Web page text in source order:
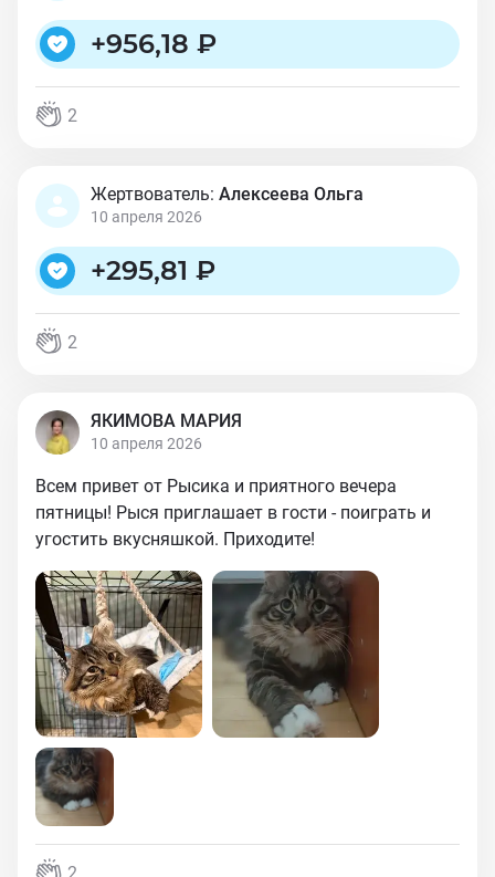
+956,18 ₽
2
Жертвователь: Алексеева Ольга
10 апреля 2026
+295,81 ₽
2
ЯКИМОВА МАРИЯ
10 апреля 2026
Всем привет от Рысика и приятного вечера
пятницы! Рыся приглашает в гости - поиграть и
угостить вкусняшкой. Приходите!
2